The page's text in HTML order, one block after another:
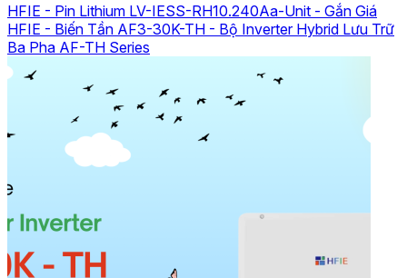
HFIE - Pin Lithium LV-IESS-RH10.240Aa-Unit - Gắn Giá
HFIE - Biến Tần AF3-30K-TH - Bộ Inverter Hybrid Lưu Trữ
Ba Pha AF-TH Series